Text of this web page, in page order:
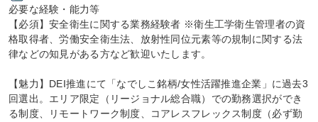
必要な経験・能力等
【必須】安全衛生に関する業務経験者 ※衛生工学衛生管理者の資
格取得者、労働安全衛生法、放射性同位元素等の規制に関する法
律などの知見がある方など歓迎いたします。
【魅力】DEI推進にて「なでしこ銘柄/女性活躍推進企業」に過去3
回選出。エリア限定（リージョナル総合職）での勤務選択ができ
る制度、リモートワーク制度、コアレスフレックス制度（必ず勤